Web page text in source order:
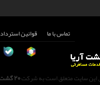
تماس با ما قوانین استرداد
این سایت متعلق است به شرکت20 گشت آریا